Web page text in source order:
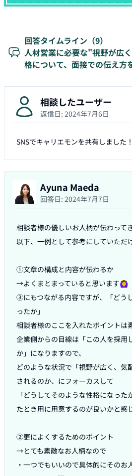
回答タイムライン（9）
人材営業に必要な"視野が広
格について、面接での伝え方
相談したユーザー
返信日: 2024年7月6日
SNSでキャリエモンを共有しました！
Ayuna Maeda
回答日: 2024年7月7日
相談者様の優しいお人柄が伝わって
以下、一例として参考にしていただ
①文章の構成と内容が伝わるか
→よくまとまっていると思います🙆‍♀️
③にもつながる内容ですが、「どう
ったか」
相談者様のここを入れたポイントは
企業側からの目線は「この人を採用
か」になりますので、
どのような状況で「視野が広く、気
されるのか、にフォーカスして
「どうしてそのような性格になっ
たとき用に用意するのが良いかと感
②更によくするためのポイント
→とても素敵なお人柄なので
・一つでもいいので具体的にそのお